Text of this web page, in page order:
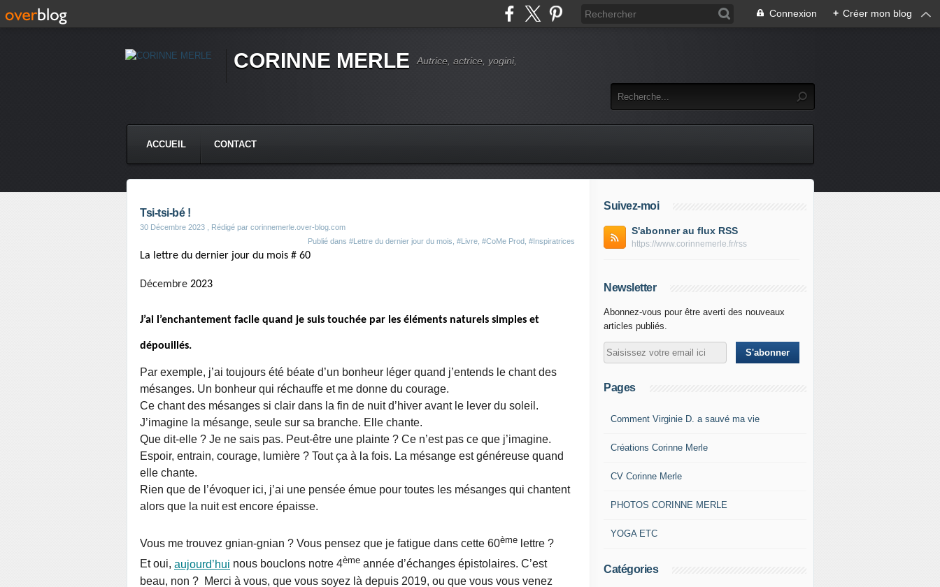
Connexion + Créer mon blog
CORINNE MERLE Autrice, actrice, yogini,
ACCUEIL CONTACT
Tsi-tsi-bé !
30 Décembre 2023 , Rédigé par corinnemerle.over-blog.com
Publié dans #Lettre du dernier jour du mois #Livre #CoMe Prod #Inspiratrices
La lettre du dernier jour du mois # 60
Décembre 2023
J’ai l’enchantement facile quand je suis touchée par les éléments naturels simples et
dépouillés.
Par exemple, j’ai toujours été béate d’un bonheur léger quand j’entends le chant des
mésanges. Un bonheur qui réchauffe et me donne du courage.
Ce chant des mésanges si clair dans la fin de nuit d’hiver avant le lever du soleil.
J’imagine la mésange, seule sur sa branche. Elle chante.
Que dit-elle ? Je ne sais pas. Peut-être une plainte ? Ce n’est pas ce que j’imagine.
Espoir, entrain, courage, lumière ? Tout ça à la fois. La mésange est généreuse quand
elle chante.
Rien que de l’évoquer ici, j’ai une pensée émue pour toutes les mésanges qui chantent
alors que la nuit est encore épaisse.
Vous me trouvez gnian-gnian ? Vous pensez que je fatigue dans cette 60ème lettre ?
Et oui, aujourd’hui nous bouclons notre 4ème année d’échanges épistolaires. C’est
beau, non ? Merci à vous, que vous soyez là depuis 2019, ou que vous vous venez
Suivez-moi
S'abonner au flux RSS
https://www.corinnemerle.fr/rss
Newsletter
Abonnez-vous pour être averti des nouveaux
articles publiés.
Pages
Comment Virginie D. a sauvé ma vie
Créations Corinne Merle
CV Corinne Merle
PHOTOS CORINNE MERLE
YOGA ETC
Catégories